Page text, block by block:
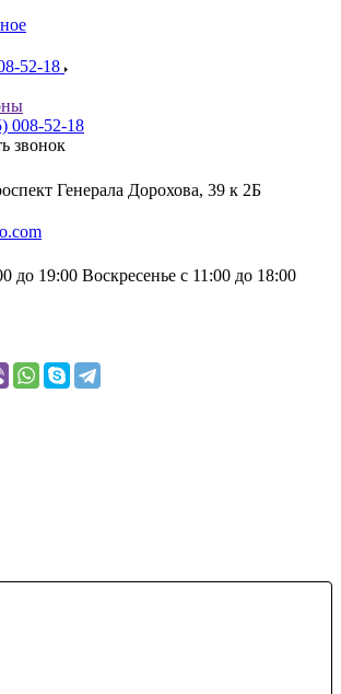
52-18
008-52-18
звонок
Генерала Дорохова, 39 к 2Б
до 19:00 Воскресенье с 11:00 до 18:00